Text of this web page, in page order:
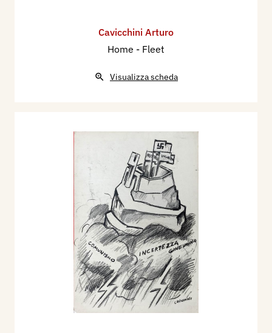
Cavicchini Arturo
Home - Fleet
Visualizza scheda